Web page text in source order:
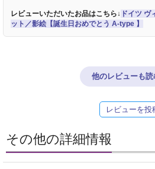
レビューいただいたお品はこちら↓ ドイツ ヴ
ット／影絵【誕生日おめでとう A-type 】
他のレビューも読
レビューを投
その他の詳細情報